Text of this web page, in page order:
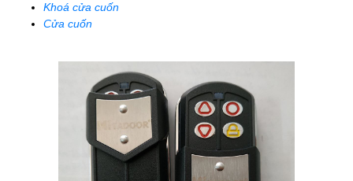
Khoá cửa cuốn
Cửa cuốn